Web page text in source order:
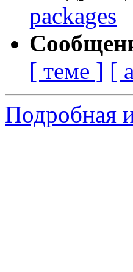
packages
[ теме ] [
Подробная